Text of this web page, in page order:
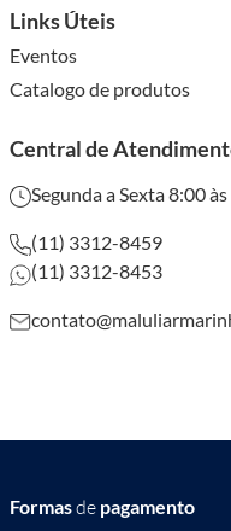
Links Úteis
Eventos
Catalogo de produtos
Central de
Segunda a Sexta 8:00
(11) 3312-8459
(11) 3312-8453
Formasde pagamento